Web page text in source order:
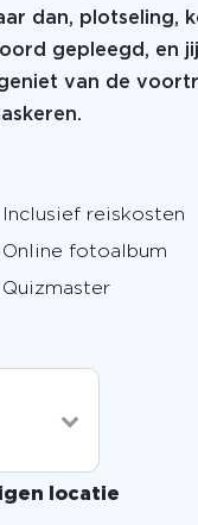
dan, plotseling,
gepleegd, en
van de
Inclusief reiskosten
Online fotoalbum
Quizmaster
locatie